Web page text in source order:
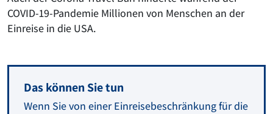
COVID-19-Pandemie Millionen von Menschen an der
Einreise in die USA.
Das können Sie tun
Wenn Sie von einer Einreisebeschränkung für die